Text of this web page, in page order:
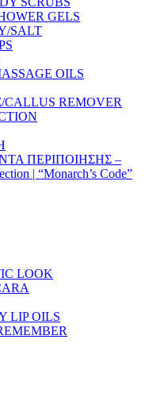
GELS
SALT
OILS
REMOVER
ΠΕΡΙΠΟΙΗΣΗΣ –
| “Monarch’s Code”
LOOK
LIP OILS